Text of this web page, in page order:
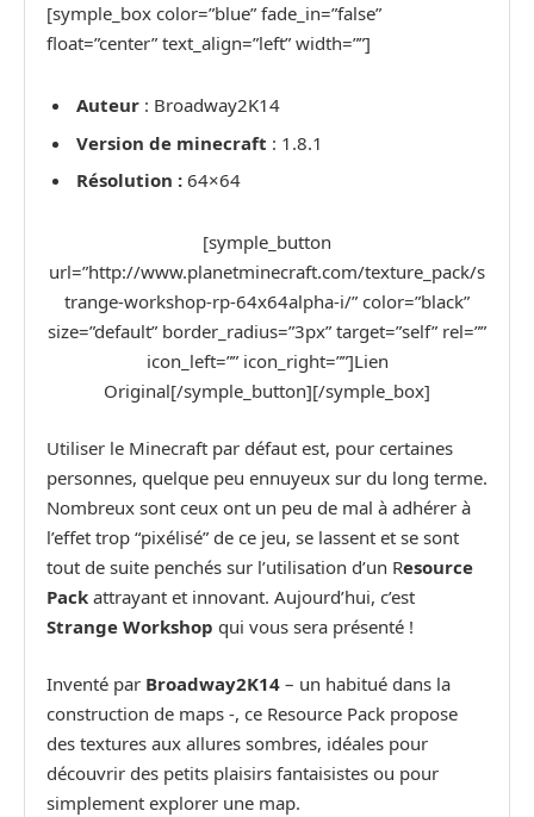
[symple_box color=”blue” fade_in=”false”
float=”center” text_align=”left” width=””]
Auteur : Broadway2K14
Version de minecraft : 1.8.1
Résolution : 64×64
[symple_button
url=”http://www.planetminecraft.com/texture_pack/s
trange-workshop-rp-64x64alpha-i/” color=”black”
size=”default” border_radius=”3px” target=”self” rel=””
icon_left=”” icon_right=””]Lien
Original[/symple_button][/symple_box]
Utiliser le Minecraft par défaut est, pour certaines
personnes, quelque peu ennuyeux sur du long terme.
Nombreux sont ceux ont un peu de mal à adhérer à
l’effet trop “pixélisé” de ce jeu, se lassent et se sont
tout de suite penchés sur l’utilisation d’un Resource
Pack attrayant et innovant. Aujourd’hui, c’est
Strange Workshop qui vous sera présenté !
Inventé par Broadway2K14 – un habitué dans la
construction de maps -, ce Resource Pack propose
des textures aux allures sombres, idéales pour
découvrir des petits plaisirs fantaisistes ou pour
simplement explorer une map.